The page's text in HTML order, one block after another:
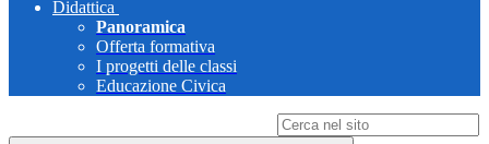
Didattica
Panoramica
Offerta formativa
I progetti delle classi
Educazione Civica